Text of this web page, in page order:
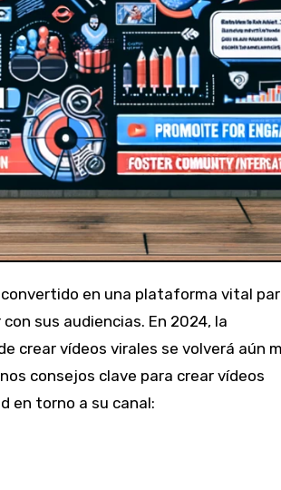
convertido en una plataforma vital
sus audiencias. En 2024, la
crear vídeos virales se volverá aún
consejos clave para crear vídeos
en torno a su canal: